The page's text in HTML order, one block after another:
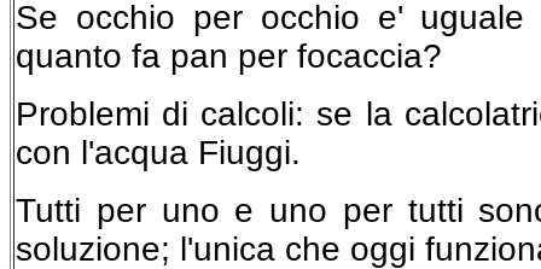
Se occhio per occhio e'
quanto fa pan per focaccia?
Problemi di calcoli: se la
con l'acqua Fiuggi.
Tutti per uno e uno per tutti
soluzione; l'unica che oggi